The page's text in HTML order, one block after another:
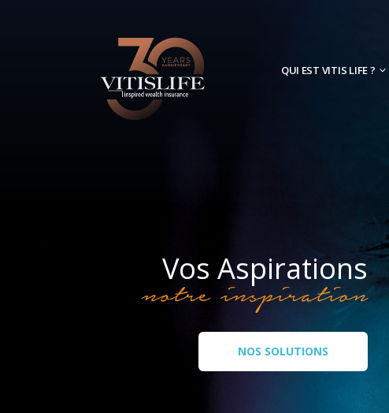
QUI EST VITIS LIFE ?
Vos Aspirations
notre inspiration
NOS SOLUTIONS